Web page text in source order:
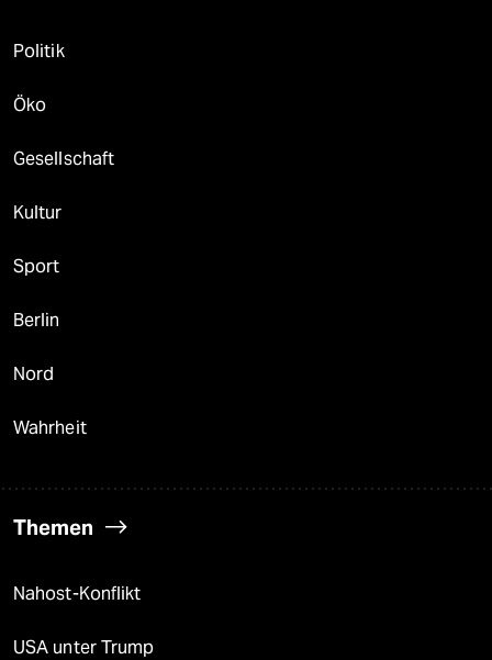
Politik
Öko
Gesellschaft
Kultur
Sport
Berlin
Nord
Wahrheit
Themen
Nahost-Konflikt
USA unter Trump